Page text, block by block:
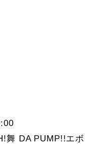
舞 DA PUMP!!エボ